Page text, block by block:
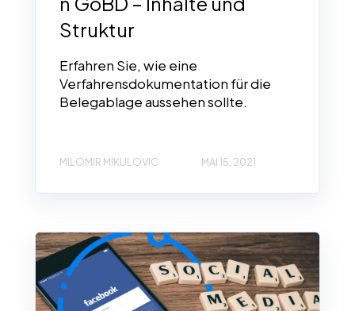
Struktur
Erfahren Sie, wie eine
Verfahrensdokumentation für die
Belegablage aussehen sollte.
MILOMIR MIKULOVIC MAI 15, 2021